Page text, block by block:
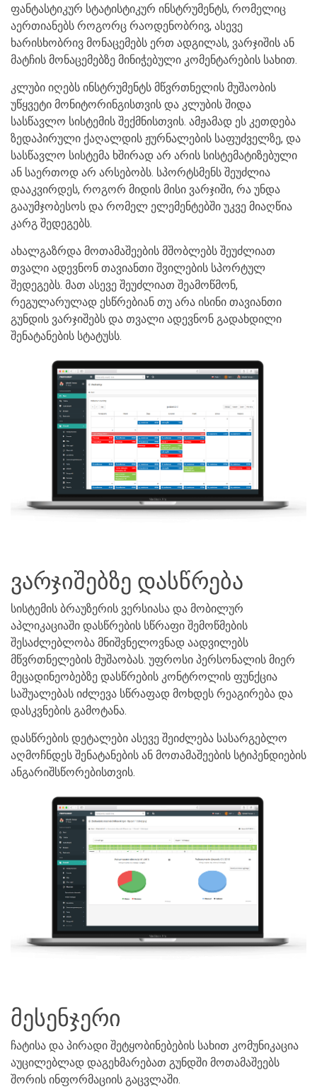
ფანტასტიკურ სტატისტიკურ ინსტრუმენტს, რომელიც
აერთიანებს როგორც რაოდენობრივ, ასევე
ხარისხობრივ მონაცემებს ერთ ადგილას, ვარჯიშის ან
მატჩის მონაცემებზე მინიჭებული კომენტარების სახით.
კლუბი იღებს ინსტრუმენტს მწვრთნელის მუშაობის
უწყვეტი მონიტორინგისთვის და კლუბის შიდა
სასწავლო სისტემის შექმნისთვის. ამჟამად ეს კეთდება
ზედაპირული ქაღალდის ჟურნალების საფუძველზე, და
სასწავლო სისტემა ხშირად არ არის სისტემატიზებული
ან საერთოდ არ არსებობს. სპორტსმენს შეუძლია
დააკვირდეს, როგორ მიდის მისი ვარჯიში, რა უნდა
გააუმჯობესოს და რომელ ელემენტებში უკვე მიაღწია
კარგ შედეგებს.
ახალგაზრდა მოთამაშეების მშობლებს შეუძლიათ
თვალი ადევნონ თავიანთი შვილების სპორტულ
შედეგებს. მათ ასევე შეუძლიათ შეამოწმონ,
რეგულარულად ესწრებიან თუ არა ისინი თავიანთი
გუნდის ვარჯიშებს და თვალი ადევნონ გადახდილი
შენატანების სტატუსს.
ვარჯიშებზე დასწრება
სისტემის ბრაუზერის ვერსიასა და მობილურ
აპლიკაციაში დასწრების სწრაფი შემოწმების
შესაძლებლობა მნიშვნელოვნად აადვილებს
მწვრთნელების მუშაობას. უფროსი პერსონალის მიერ
მეცადინეობებზე დასწრების კონტროლის ფუნქცია
საშუალებას იძლევა სწრაფად მოხდეს რეაგირება და
დასკვნების გამოტანა.
დასწრების დეტალები ასევე შეიძლება სასარგებლო
აღმოჩნდეს შენატანების ან მოთამაშეების სტიპენდიების
ანგარიშსწორებისთვის.
მესენჯერი
ჩატისა და პირადი შეტყობინებების სახით კომუნიკაცია
აუცილებლად დაგეხმარებათ გუნდში მოთამაშეებს
შორის ინფორმაციის გაცვლაში.